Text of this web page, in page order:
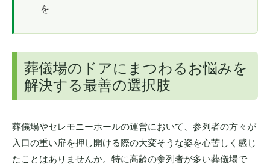
を
葬儀場のドアにまつわるお悩みを
解決する最善の選択肢
葬儀場やセレモニーホールの運営において、参列者の方々が
入口の重い扉を押し開ける際の大変そうな姿を心苦しく感じ
たことはありませんか。特に高齢の参列者が多い葬儀場で